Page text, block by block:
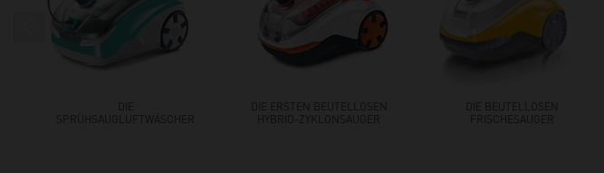
DIE
SPRÜHSAUGLUFTWÄSCHER
DIE ERSTEN BEUTELLOSEN
HYBRID-ZYKLONSAUGER
DIE BEUTELLOSEN
FRISCHESAUGER